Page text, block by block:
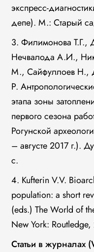
экспресс-
депе). М.: Старый
3. Филимонова Т.Г.,
Нечвалода А.И.,
М., Сайфуллоев Н.,
Р.
этапа зоны
первого сезона
Рогунской
– августе 2017 г.).
с.
4. Kufterin V.V.
population: a short
(eds.) The World of
New York:
Статьи в журналах